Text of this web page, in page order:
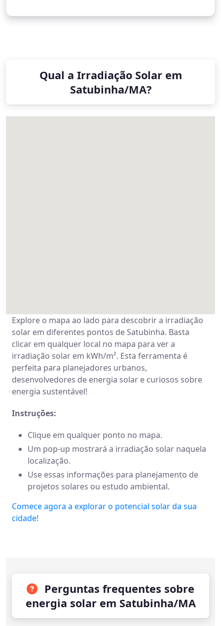
Qual a Irradiação Solar em
Satubinha/MA?
Explore o mapa ao lado para descobrir a irradiação
solar em diferentes pontos de Satubinha. Basta
clicar em qualquer local no mapa para ver a
irradiação solar em kWh/m². Esta ferramenta é
perfeita para planejadores urbanos,
desenvolvedores de energia solar e curiosos sobre
energia sustentável!
Instruções:
Clique em qualquer ponto no mapa.
Um pop-up mostrará a irradiação solar naquela
localização.
Use essas informações para planejamento de
projetos solares ou estudo ambiental.
Comece agora a explorar o potencial solar da sua
cidade!
Perguntas frequentes sobre
energia solar em Satubinha/MA